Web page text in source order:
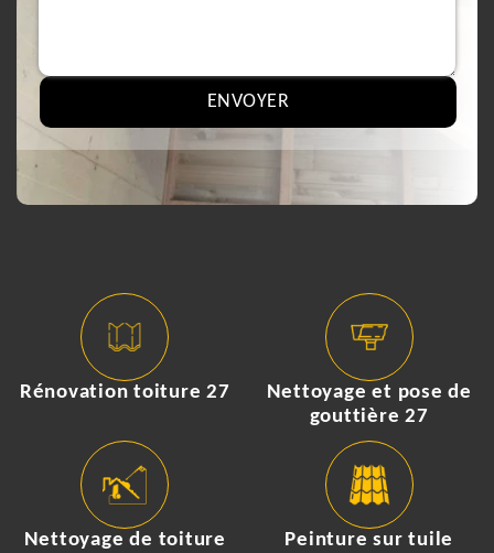
Rénovation toiture 27
Nettoyage et pose de
gouttière 27
Nettoyage de toiture
Peinture sur tuile